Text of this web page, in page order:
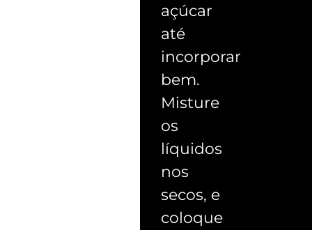
açúcar
até
incorporar
bem.
Misture
os
líquidos
nos
secos, e
coloque